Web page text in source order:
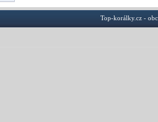
Top-korálky.cz -